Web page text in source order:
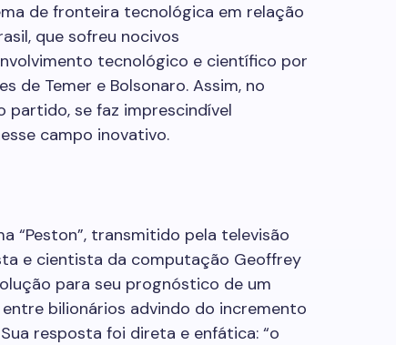
de fronteira tecnológica em relação
que sofreu nocivos
tecnológico e científico por
de Temer e Bolsonaro. Assim, no
se faz imprescindível
campo inovativo.
“Peston”, transmitido pela televisão
e cientista da computação Geoffrey
para seu prognóstico de um
bilionários advindo do incremento
resposta foi direta e enfática: “o